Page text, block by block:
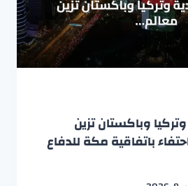
وباكستان تزين
باتفاقية مكة للدفاع